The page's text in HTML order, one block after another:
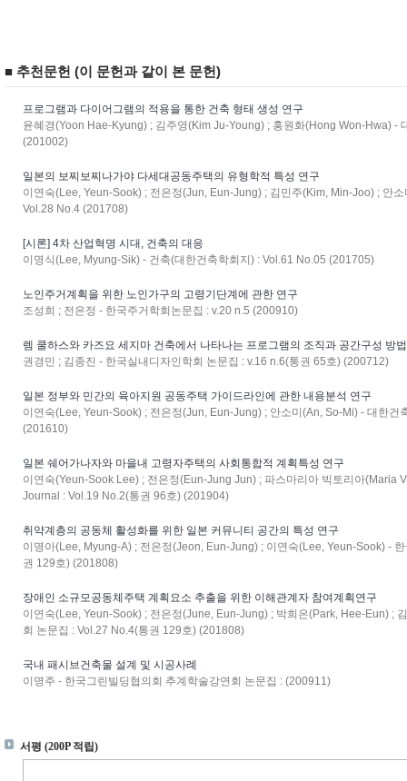
■ 추천문헌 (이 문헌과 같이 본 문헌)
프로그램과 다이어그램의 적용을 통한 건축 형태 생성 연구
윤혜경(Yoon Hae-Kyung) ; 김주영(Kim Ju-Young) ; 홍원화(Hong Won-Hwa) -
(201002)
일본의 보찌보찌나가야 다세대공동주택의 유형학적 특성 연구
이연숙(Lee, Yeun-Sook) ; 전은정(Jun, Eun-Jung) ; 김민주(Kim, Min-Joo) ; 안
Vol.28 No.4 (201708)
[시론] 4차 산업혁명 시대, 건축의 대응
이명식(Lee, Myung-Sik) - 건축(대한건축학회지) : Vol.61 No.05 (201705)
노인주거계획을 위한 노인가구의 고령기단계에 관한 연구
조성희 ; 전은정 - 한국주거학회논문집 : v.20 n.5 (200910)
렘 쿨하스와 카즈요 세지마 건축에서 나타나는 프로그램의 조직과 공간구성 방
권경민 ; 김종진 - 한국실내디자인학회 논문집 : v.16 n.6(통권 65호) (200712)
일본 정부와 민간의 육아지원 공동주택 가이드라인에 관한 내용분석 연구
이연숙(Lee, Yeun-Sook) ; 전은정(Jun, Eun-Jung) ; 안소미(An, So-Mi) - 대한건
(201610)
일본 쉐어가나자와 마을내 고령자주택의 사회통합적 계획특성 연구
이연숙(Yeun-Sook Lee) ; 전은정(Eun-Jung Jun) ; 파스마리아 빅토리아(Maria
Journal : Vol.19 No.2(통권 96호) (201904)
취약계층의 공동체 활성화를 위한 일본 커뮤니티 공간의 특성 연구
이명아(Lee, Myung-A) ; 전은정(Jeon, Eun-Jung) ; 이연숙(Lee, Yeun-Sook) -
권 129호) (201808)
장애인 소규모공동체주택 계획요소 추출을 위한 이해관계자 참여계획연구
이연숙(Lee, Yeun-Sook) ; 전은정(June, Eun-Jung) ; 박희은(Park, Hee-Eun) ;
회 논문집 : Vol.27 No.4(통권 129호) (201808)
국내 패시브건축물 설계 및 시공사례
이명주 - 한국그린빌딩협의회 추계학술강연회 논문집 : (200911)